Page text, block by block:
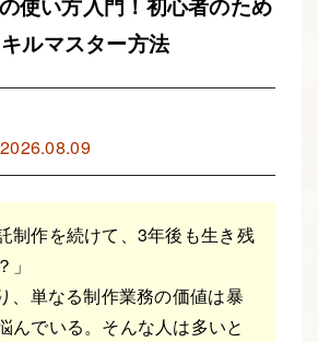
ルマスター方法
制作を続けて、3年後も生き残
、単なる制作業務の価値は暴
んでいる。そんな人は多いと